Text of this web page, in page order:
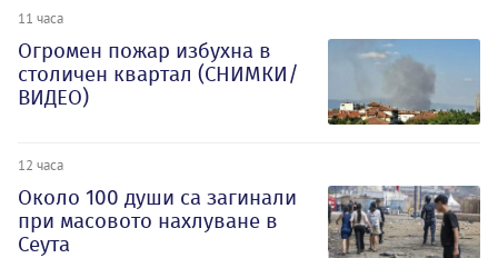
11 часа
Огромен пожар избухна в
столичен квартал (СНИМКИ/
ВИДЕО)
12 часа
Около 100 души са загинали
при масовото нахлуване в
Сеута